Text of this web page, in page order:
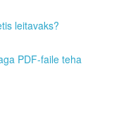
leitavaks?
PDF-faile teha